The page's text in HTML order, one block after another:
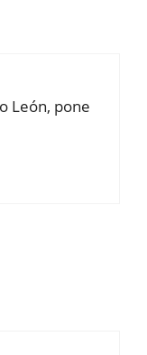
León, pone